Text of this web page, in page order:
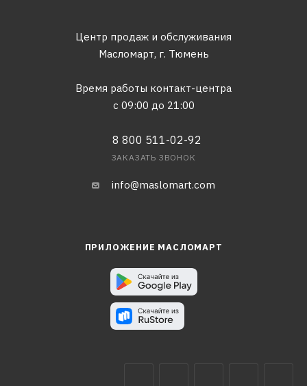
Центр продаж и обслуживания
Масломарт, г. Тюмень
Время работы контакт-центра
с 09:00 до 21:00
8 800 511-02-92
ЗАКАЗАТЬ ЗВОНОК
info@maslomart.com
ПРИЛОЖЕНИЕ МАСЛОМАРТ